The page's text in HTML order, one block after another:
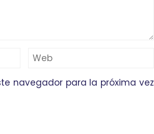
navegador para la próxima vez